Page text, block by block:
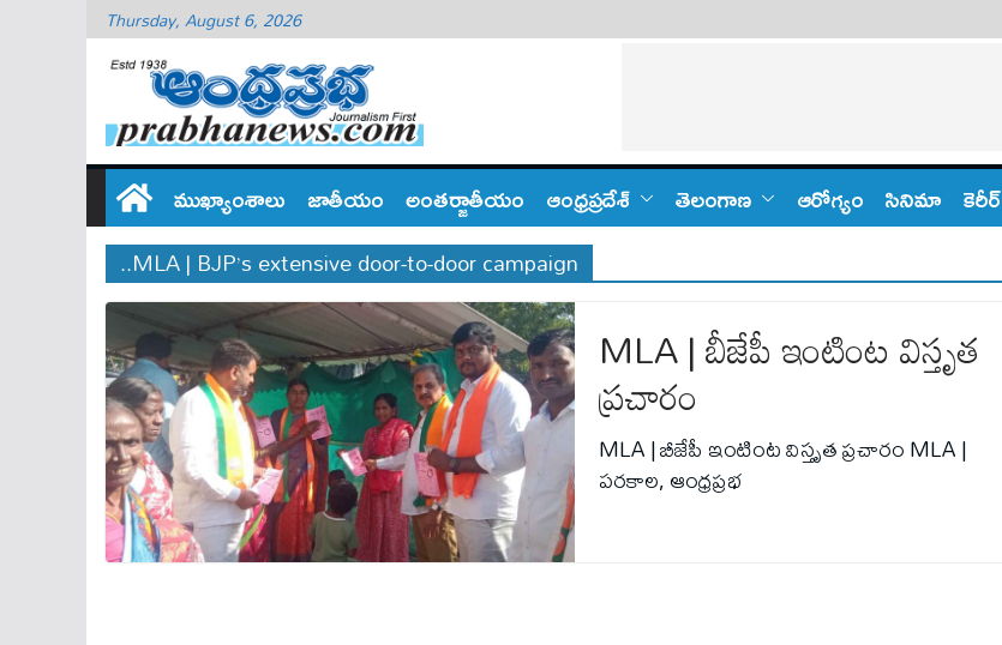
Thursday, August 6, 2026
ముఖ్యాంశాలు జాతీయం అంతర్జాతీయం ఆంధ్ర‌ప్ర‌దేశ్ తెలంగాణ‌ ఆరోగ్యం సినిమా కెరీర్
..MLA | BJP’s extensive door-to-door campaign
MLA | బీజేపీ ఇంటింట విస్తృత
ప్రచారం
MLA | బీజేపీ ఇంటింట విస్తృత ప్రచారం MLA |
పరకాల, ఆంధ్రప్రభ